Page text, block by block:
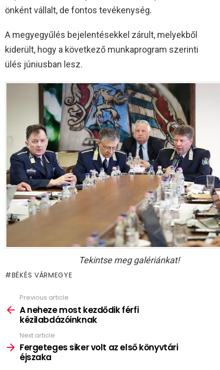
önként vállalt, de fontos tevékenység.
A megyegyűlés bejelentésekkel zárult, melyekből
kiderült, hogy a következő munkaprogram szerinti
ülés júniusban lesz.
Tekintse meg galériánkat!
BÉKÉS VÁRMEGYE
more
Previous article
A neheze most kezdődik férfi
kézilabdázóinknak
Next article
Fergeteges siker volt az első könyvtári
éjszaka